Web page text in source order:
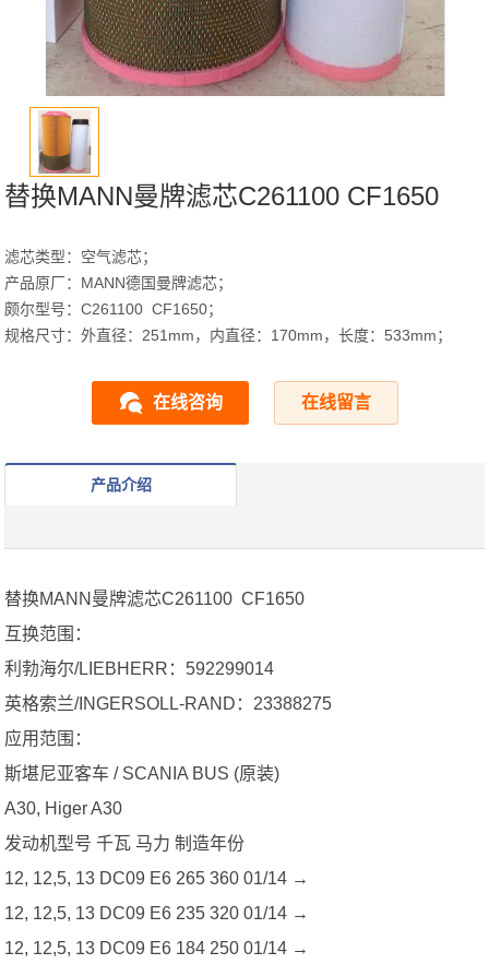
替换MANN曼牌滤芯C261100 CF1650
滤芯类型：空气滤芯；
产品原厂：MANN德国曼牌滤芯；
颇尔型号：C261100 CF1650；
规格尺寸：外直径：251mm，内直径：170mm，长度：533mm；
在线咨询 在线留言
产品介绍
替换MANN曼牌滤芯C261100 CF1650
互换范围：
利勃海尔/LIEBHERR：592299014
英格索兰/INGERSOLL-RAND：23388275
应用范围：
斯堪尼亚客车 / SCANIA BUS (原装)
A30, Higer A30
发动机型号 千瓦 马力 制造年份
12, 12,5, 13 DC09 E6 265 360 01/14 →
12, 12,5, 13 DC09 E6 235 320 01/14 →
12, 12,5, 13 DC09 E6 184 250 01/14 →